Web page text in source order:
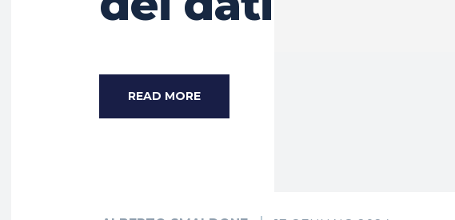
READ MORE